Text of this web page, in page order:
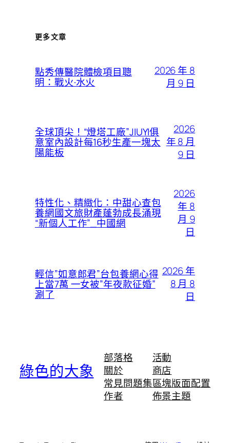
更多文章
點秀傳醫院體檢項目聰
明：戰火·水火
2026 年 8
月 9 日
全球頂尖！“燈塔工廠”JIUYI俱
意室內設計每16秒生產一塊太
陽能板
2026
年 8 月
9 日
特性化、精緻化：中甜心查包
養網國文旅財產蓬勃成長涌現
“新個人工作”_中國網
2026
年 8
月 9
日
輕信”如意郎君”台包養網心得
上當7萬 一女被”年夜款征婚”
涮了
2026 年
8 月 8
日
綠色的大象
部落格
關於
常見問題集
作者
活動
商店
區塊版面配置
佈景主題